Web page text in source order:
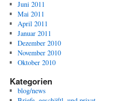
Juni 2011
Mai 2011
April 2011
Januar 2011
Dezember 2010
November 2010
Oktober 2010
Kategorien
blog/news